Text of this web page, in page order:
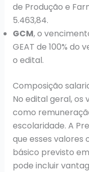
de Produção e
5.463,84.
GCM, o
GEAT de 100%
o edital.
Composição
No edital geral, os
como
escolaridade. A
que esses
básico previsto
pode incluir